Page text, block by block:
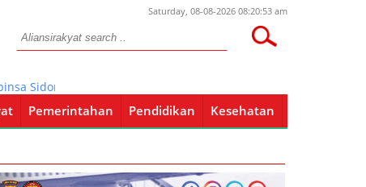
Saturday, 08-08-2026 08:20:53 am
Sertu Krida Dwi Bantu Pengairan Sawah Gunakan
Pemerintahan Pendidikan Kesehatan
Pendidikan Kesehatan